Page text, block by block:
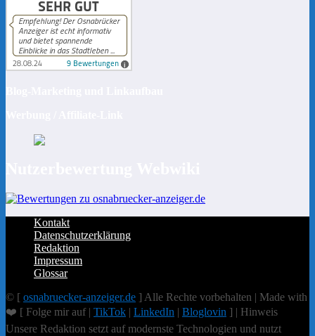
Kontakt
Datenschutzerklärung
Redaktion
Impressum
Glossar
© [ osnabruecker-anzeiger.de ] Alle Rechte vorbehalten | Made with
❤️ [ Folge mir auf | TikTok | LinkedIn | Bloglovin ] | Hinweis
Unsere Redaktion setzt auf modernste Technologien und nutzt